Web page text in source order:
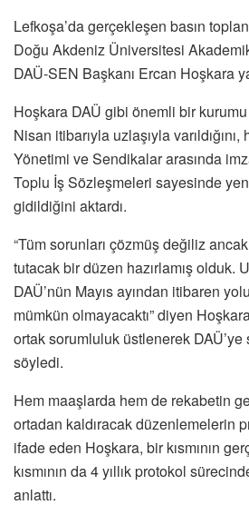
Lefkoşa’da gerçekleşen basın
Doğu Akdeniz Üniversitesi
DAÜ-SEN Başkanı Ercan Hoşkara
Hoşkara DAÜ gibi önemli bir
Nisan itibarıyla uzlaşıyla
Yönetimi ve Sendikalar arasında
Toplu İş Sözleşmeleri sayesinde
gidildiğini aktardı.
“Tüm sorunları çözmüş değiliz
tutacak bir düzen hazırlamış olduk.
DAÜ’nün Mayıs ayından itibaren
mümkün olmayacaktı” diyen
ortak sorumluluk üstlenerek DAÜ’ye
söyledi.
Hem maaşlarda hem de rekabetin
ortadan kaldıracak düzenlemelerin
ifade eden Hoşkara, bir kısmının
kısmının da 4 yıllık protokol
anlattı.